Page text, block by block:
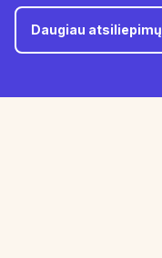
Daugiau atsiliepimų